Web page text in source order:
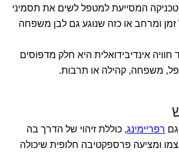
טכניקה המסייעת למטפל לשים את תסמיני
ומרחב או כזה שנוגע גם לבן משפחה
חוויה אינדיבידואלית היא חלק מדפוסים
משפחה, קהילה או תרבות.
רפריימינג, כוללת זיהוי של הדרך בה
ומציעה פרספקטיבה חלופית שיכולה